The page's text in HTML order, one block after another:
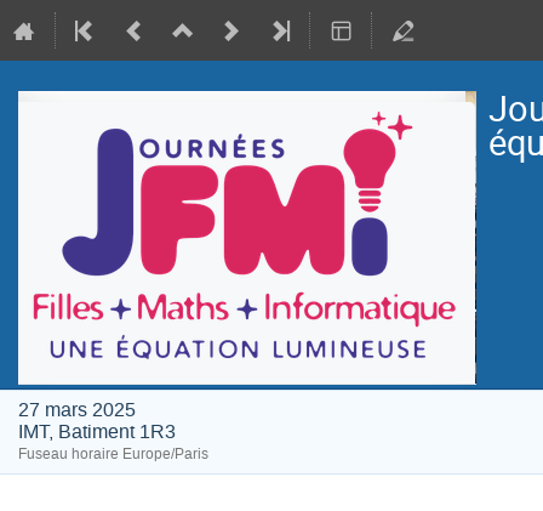
27 mars 2025
IMT, Batiment 1R3
Fuseau horaire Europe/Paris